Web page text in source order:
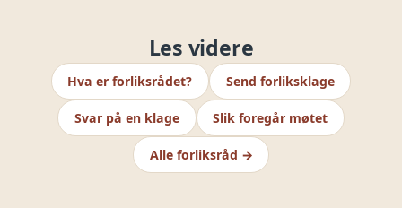
Les videre
Hva er forliksrådet? Send forliksklage
Svar på en klage Slik foregår møtet
Alle forliksråd →